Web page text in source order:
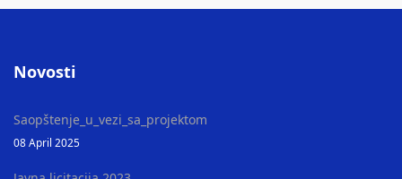
Novosti
Saopštenje_u_vezi_sa_projektom
08 April 2025